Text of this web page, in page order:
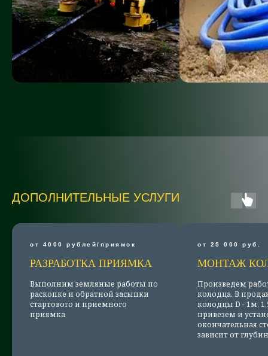
ДОПОЛНИТЕЛЬНЫЕ УСЛУГИ
от 4000 рублей/приямок
РАЗРАБОТКА ПРИЯМКА
Выполним земляные работы по
раскопке и обратной засыпки
стартового и приемного
приямка
от 25 000 руб.
МОНТАЖ
Произведем
колодца. В
колодцы D - 1м,
привезем и
окончательная
зависит от